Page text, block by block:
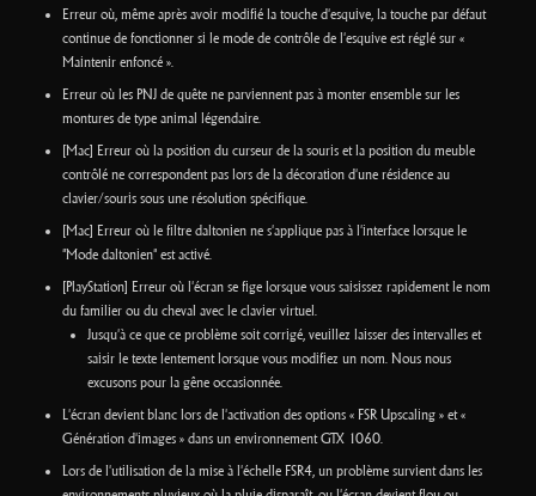
Erreur où, même après avoir modifié la touche d'esquive, la touche par défaut
continue de fonctionner si le mode de contrôle de l'esquive est réglé sur «
Maintenir enfoncé ».
Erreur où les PNJ de quête ne parviennent pas à monter ensemble sur les
montures de type animal légendaire.
[Mac] Erreur où la position du curseur de la souris et la position du meuble
contrôlé ne correspondent pas lors de la décoration d'une résidence au
clavier/souris sous une résolution spécifique.
[Mac] Erreur où le filtre daltonien ne s'applique pas à l'interface lorsque le
"Mode daltonien" est activé.
[PlayStation] Erreur où l'écran se fige lorsque vous saisissez rapidement le nom
du familier ou du cheval avec le clavier virtuel.
Jusqu'à ce que ce problème soit corrigé, veuillez laisser des intervalles et
saisir le texte lentement lorsque vous modifiez un nom. Nous nous
excusons pour la gêne occasionnée.
L'écran devient blanc lors de l'activation des options « FSR Upscaling » et «
Génération d'images » dans un environnement GTX 1060.
Lors de l'utilisation de la mise à l'échelle FSR4, un problème survient dans les